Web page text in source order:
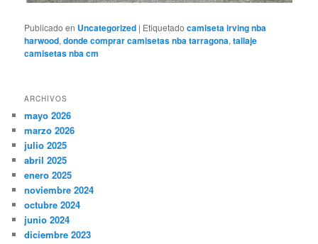
Publicado en Uncategorized | Etiquetado camiseta irving nba
harwood,donde comprar camisetas nba tarragona,tallaje
camisetas nba cm
ARCHIVOS
mayo 2026
marzo 2026
julio 2025
abril 2025
enero 2025
noviembre 2024
octubre 2024
junio 2024
diciembre 2023